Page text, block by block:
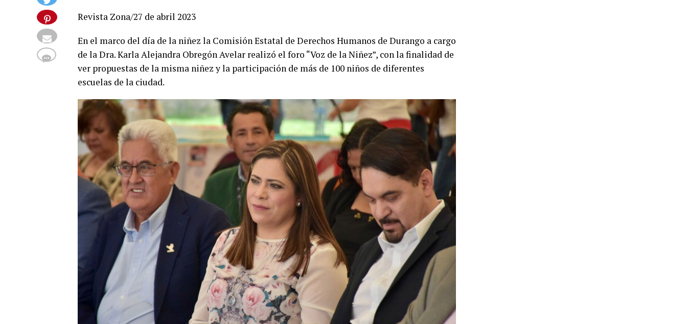
Revista Zona/27 de abril 2023
En el marco del día de la niñez la Comisión Estatal de Derechos Humanos de Durango a cargo
de la Dra. Karla Alejandra Obregón Avelar realizó el foro “Voz de la Niñez”, con la finalidad de
ver propuestas de la misma niñez y la participación de más de 100 niños de diferentes
escuelas de la ciudad.